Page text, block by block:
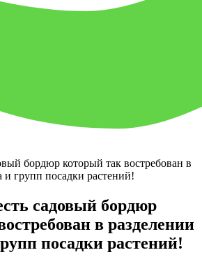
бордюр который так востребован в
и групп посадки растений!
садовый бордюр
в разделении
посадки растений!